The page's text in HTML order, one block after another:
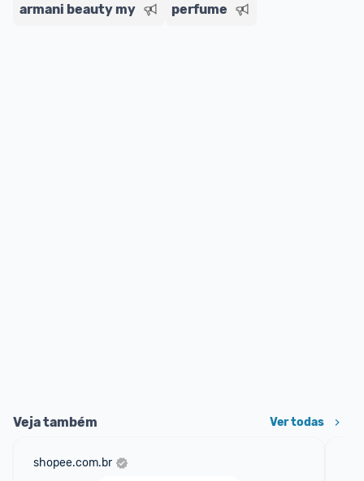
armani beauty my perfume
Veja também Ver todas
shopee.com.br